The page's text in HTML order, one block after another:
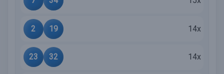
2 19 14x
23 32 14x